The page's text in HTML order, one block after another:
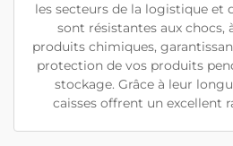
les secteurs de la logistique et
sont résistantes aux chocs,
produits chimiques,
protection de vos produits
stockage. Grâce à leur
caisses offrent un excellent